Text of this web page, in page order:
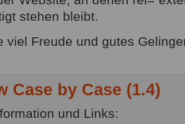
stehen bleibt.
viel Freude und gutes
Case by Case (1.4)
und Links: